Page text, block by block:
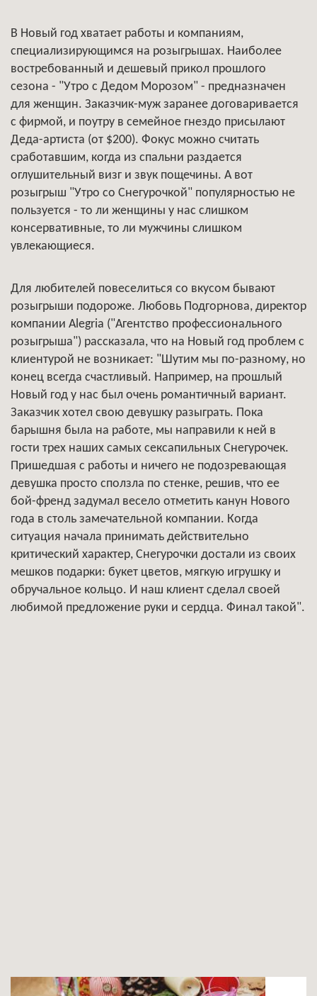
В Новый год хватает работы и компаниям,
специализирующимся на розыгрышах. Наиболее
востребованный и дешевый прикол прошлого
сезона - "Утро с Дедом Морозом" - предназначен
для женщин. Заказчик-муж заранее договаривается
с фирмой, и поутру в семейное гнездо присылают
Деда-артиста (от $200). Фокус можно считать
сработавшим, когда из спальни раздается
оглушительный визг и звук пощечины. А вот
розыгрыш "Утро со Снегурочкой" популярностью не
пользуется - то ли женщины у нас слишком
консервативные, то ли мужчины слишком
увлекающиеся.
Для любителей повеселиться со вкусом бывают
розыгрыши подороже. Любовь Подгорнова, директор
компании Alegria ("Агентство профессионального
розыгрыша") рассказала, что на Новый год проблем с
клиентурой не возникает: "Шутим мы по-разному, но
конец всегда счастливый. Например, на прошлый
Новый год у нас был очень романтичный вариант.
Заказчик хотел свою девушку разыграть. Пока
барышня была на работе, мы направили к ней в
гости трех наших самых сексапильных Снегурочек.
Пришедшая с работы и ничего не подозревающая
девушка просто сползла по стенке, решив, что ее
бой-френд задумал весело отметить канун Нового
года в столь замечательной компании. Когда
ситуация начала принимать действительно
критический характер, Снегурочки достали из своих
мешков подарки: букет цветов, мягкую игрушку и
обручальное кольцо. И наш клиент сделал своей
любимой предложение руки и сердца. Финал такой".